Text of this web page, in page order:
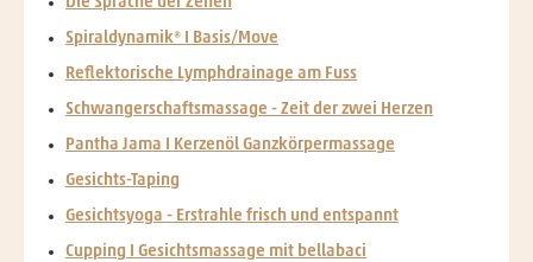
Spiraldynamik® I Basis/Move
Reflektorische Lymphdrainage am Fuss
Schwangerschaftsmassage - Zeit der zwei Herzen
Pantha Jama I Kerzenöl Ganzkörpermassage
Gesichts-Taping
Gesichtsyoga - Erstrahle frisch und entspannt
Cupping I Gesichtsmassage mit bellabaci